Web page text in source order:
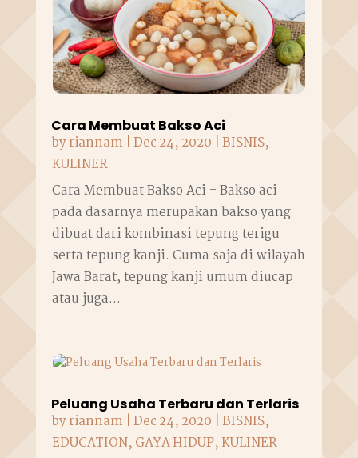
Cara Membuat Bakso Aci
byriannam|Dec 24, 2020 |BISNIS,
KULINER
Cara Membuat Bakso Aci - Bakso aci
pada dasarnya merupakan bakso yang
dibuat dari kombinasi tepung terigu
serta tepung kanji. Cuma saja di wilayah
Jawa Barat, tepung kanji umum diucap
atau juga...
Peluang Usaha Terbaru dan Terlaris
byriannam|Dec 24, 2020 |BISNIS,
EDUCATION,GAYA HIDUP,KULINER